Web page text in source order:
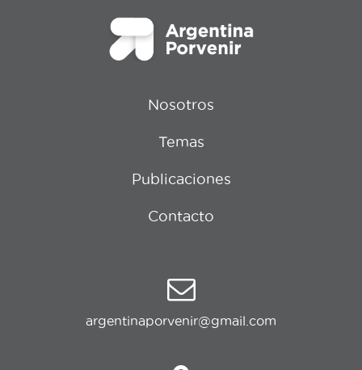
Nosotros
Temas
Publicaciones
Contacto
argentinaporvenir@gmail.com